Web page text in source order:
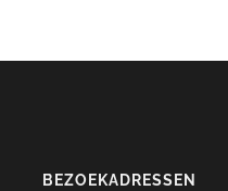
BEZOEKADRESSEN